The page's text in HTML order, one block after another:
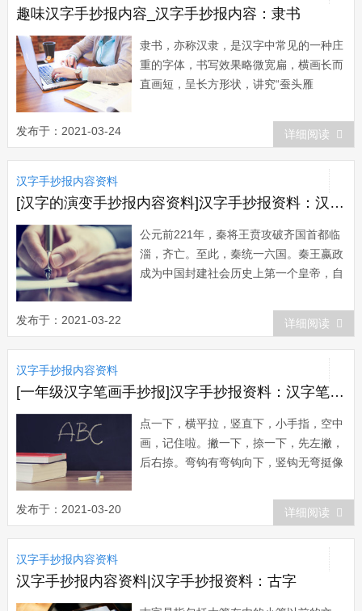
这种现...
趣味汉字手抄报内容_汉字手抄报内容：隶书
隶书，亦称汉隶，是汉字中常见的一种庄
重的字体，书写效果略微宽扁，横画长而
直画短，呈长方形状，讲究“蚕头雁
邈形理而成，在东汉时期达到顶峰，书法
界有“汉隶唐楷”之称。隶书也叫“...
发布于：2021-03-24 详细阅读
汉字手抄报内容资料
[汉字的演变手抄报内容资料]汉字手抄报资料：汉字演变——小篆到隶楷
公元前221年，秦将王贲攻破齐国首都临
淄，齐亡。至此，秦统一六国。秦王嬴政
成为中国封建社会历史上第一个皇帝，自
和文化上实行一系列的巨大改革，以加强
和方便他所代表的地主阶级对全国的统治
力量。文字改革就是其中之一。公元前
发布于：2021-03-22 详细阅读
汉字手抄报内容资料
[一年级汉字笔画手抄报]汉字手抄报资料：汉字笔画歌
点一下，横平拉，竖直下，小手指，空中
画，记住啦。撇一下，捺一下，先左撇，
后右捺。弯钩有弯钩向下，竖钩无弯挺像
竖弯有钩竖弯钩，钩钩多，数数吧，弯钩
竖钩面左，斜钩竖弯面向右。横钩横折横
折钩，都有横，有钩有折有折钩。竖提撇
折要分清，竖提要有力，撇折角儿大，试
着写一写...
发布于：2021-03-20 详细阅读
汉字手抄报内容资料
汉字手抄报内容资料|汉字手抄报资料：古字